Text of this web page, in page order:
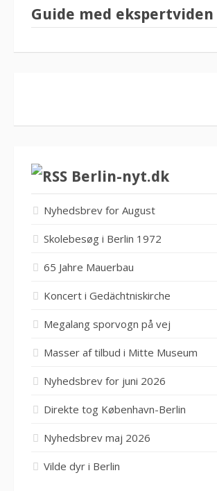
Guide med ekspertviden
Berlin-nyt.dk
Nyhedsbrev for August
Skolebesøg i Berlin 1972
65 Jahre Mauerbau
Koncert i Gedächtniskirche
Megalang sporvogn på vej
Masser af tilbud i Mitte Museum
Nyhedsbrev for juni 2026
Direkte tog København-Berlin
Nyhedsbrev maj 2026
Vilde dyr i Berlin